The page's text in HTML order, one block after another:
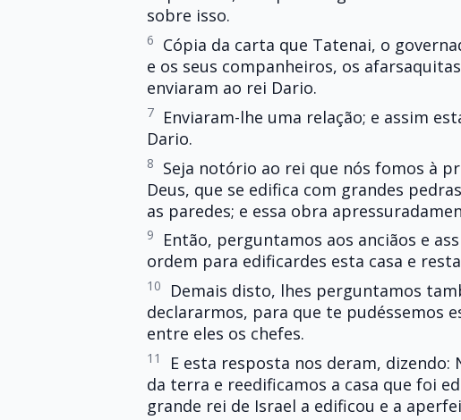
sobre isso.
6
Cópia da carta que Tatenai, o
e os seus companheiros, os
enviaram ao rei Dario.
7
Enviaram-lhe uma relação; e assim
Dario.
8
Seja notório ao rei que nós fomos à
Deus, que se edifica com grandes
as paredes; e essa obra
9
Então, perguntamos aos anciãos e
ordem para edificardes esta casa e
10
Demais disto, lhes perguntamos
declararmos, para que te pudéssemos
entre eles os chefes.
11
E esta resposta nos deram, dizendo:
da terra e reedificamos a casa que foi
grande rei de Israel a edificou e a